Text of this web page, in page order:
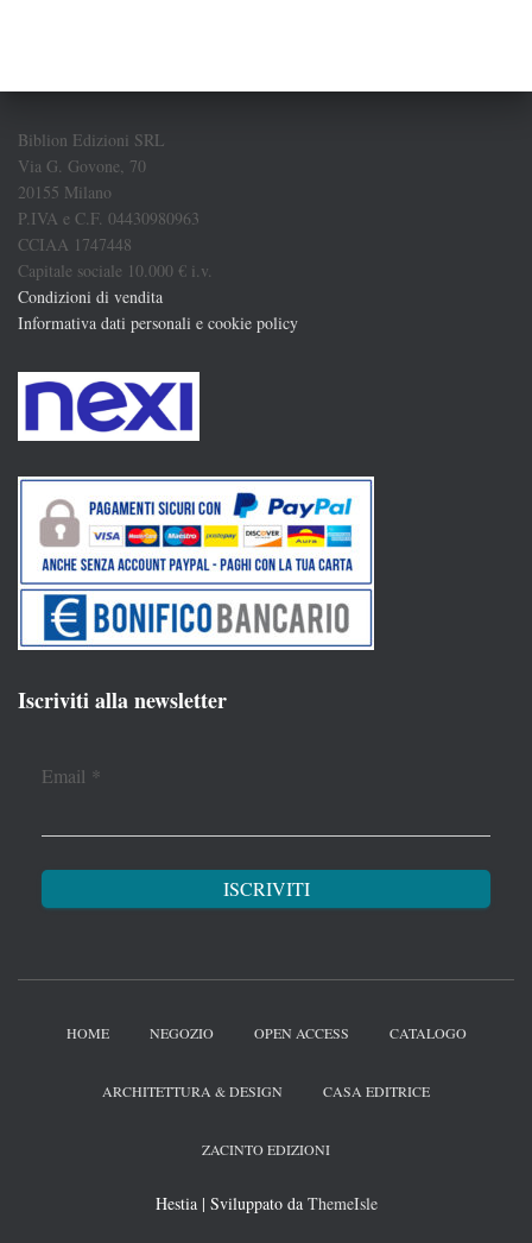
Biblion Edizioni SRL
Via G. Govone, 70
20155 Milano
P.IVA e C.F. 04430980963
CCIAA 1747448
Capitale sociale 10.000 € i.v.
Condizioni di vendita
Informativa dati personali e cookie policy
Iscriviti alla newsletter
Email *
HOME NEGOZIO OPEN ACCESS CATALOGO
ARCHITETTURA & DESIGN CASA EDITRICE
ZACINTO EDIZIONI
Hestia | Sviluppato da ThemeIsle